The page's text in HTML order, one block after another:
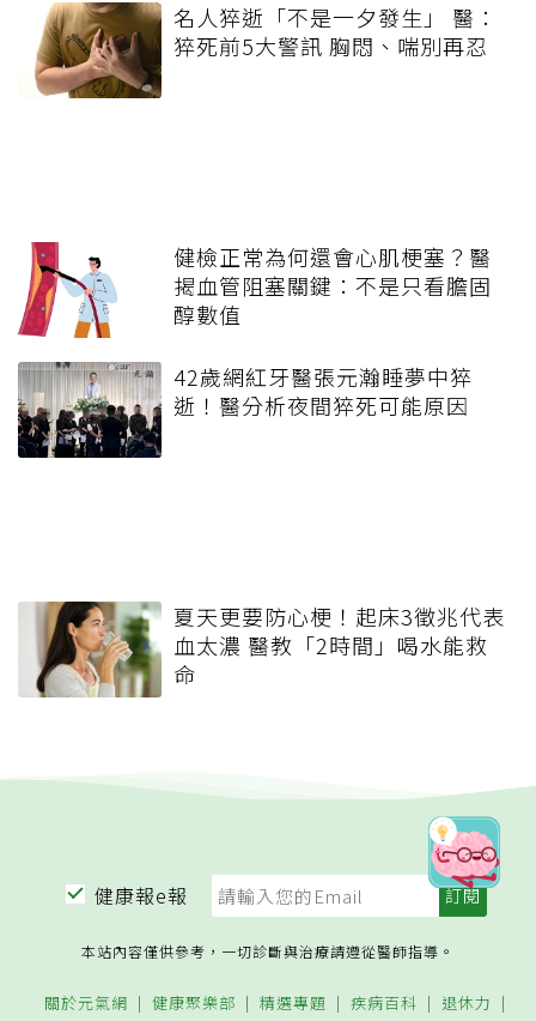
名人猝逝「不是一夕發生」 醫：
猝死前5大警訊 胸悶、喘別再忍
健檢正常為何還會心肌梗塞？醫
揭血管阻塞關鍵：不是只看膽固
醇數值
42歲網紅牙醫張元瀚睡夢中猝
逝！醫分析夜間猝死可能原因
夏天更要防心梗！起床3徵兆代表
血太濃 醫教「2時間」喝水能救
命
健康報e報
本站內容僅供參考，一切診斷與治療請遵從醫師指導。
關於元氣網 健康聚樂部 精選專題 疾病百科 退休力